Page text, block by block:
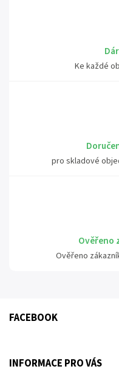
Ke každé
pro skladové
Ověřeno
Ověřeno
FACEBOOK
INFORMACE PRO VÁS